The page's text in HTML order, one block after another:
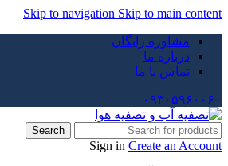
Skip to navigation Skip to main content
مشاوره رایگان
درباره ما
تماس با ما
۰۹۳۰۵۹۶۰۰۶۰
Search
Sign in Create an Account